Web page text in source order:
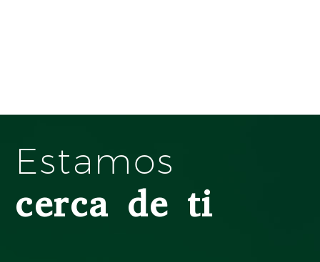
Estamos
cerca de ti